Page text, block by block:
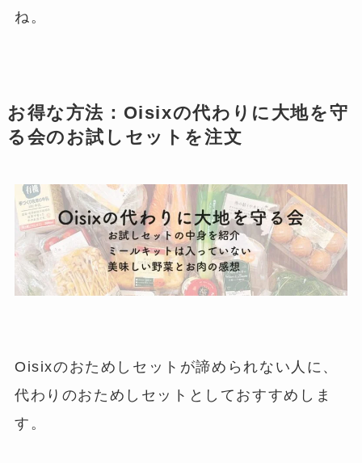
ね。
お得な方法：Oisixの代わりに大地を守
る会のお試しセットを注文
Oisixのおためしセットが諦められない人に、
代わりのおためしセットとしておすすめしま
す。